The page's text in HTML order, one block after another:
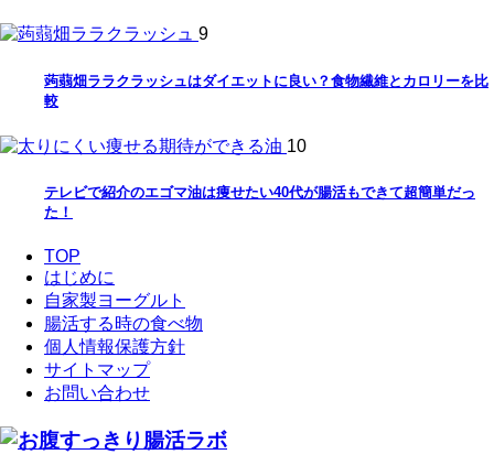
9
蒟蒻畑ララクラッシュはダイエットに良い？食物繊維とカロリーを比
較
10
テレビで紹介のエゴマ油は痩せたい40代が腸活もできて超簡単だっ
た！
TOP
はじめに
自家製ヨーグルト
腸活する時の食べ物
個人情報保護方針
サイトマップ
お問い合わせ